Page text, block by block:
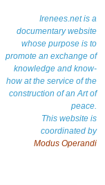
Irenees.net is a
documentary website
whose purpose is to
promote an exchange of
knowledge and know-
how at the service of the
construction of an Art of
peace.
This website is
coordinated by
Modus Operandi